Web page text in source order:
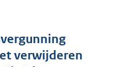
r
overwijderen